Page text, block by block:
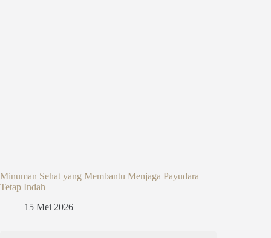
Minuman Sehat yang Membantu Menjaga Payudara
Tetap Indah
15 Mei 2026